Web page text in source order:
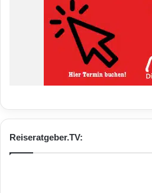
Reiseratgeber.TV: